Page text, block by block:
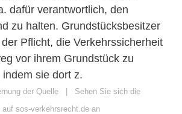
dafür verantwortlich, den
zu halten. Grundstücksbesitzer
Pflicht, die Verkehrssicherheit
vor ihrem Grundstück zu
sie dort z.
der Quelle | Sehen Sie sich die
sos-verkehrsrecht.de an